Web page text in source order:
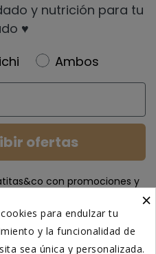
y nutrición para tu
♥️
Ambos
ofertas
con promociones y
de privacidad). ×
para endulzar tu
y la funcionalidad de
sea única y personalizada.